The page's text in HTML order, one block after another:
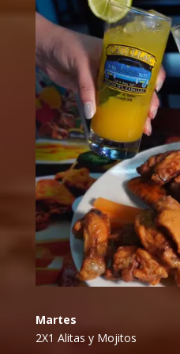
Martes
2X1 Alitas y Mojitos